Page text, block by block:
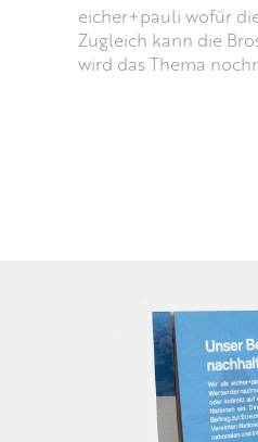
eicher+pauli wofür
Zugleich kann die
wird das Thema